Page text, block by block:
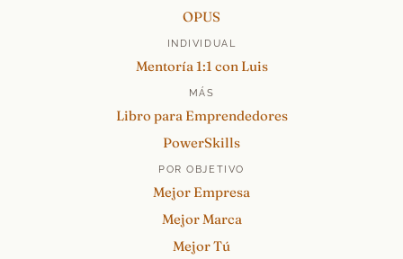
OPUS
INDIVIDUAL
Mentoría 1:1 con Luis
MÁS
Libro para Emprendedores
PowerSkills
POR OBJETIVO
Mejor Empresa
Mejor Marca
Mejor Tú